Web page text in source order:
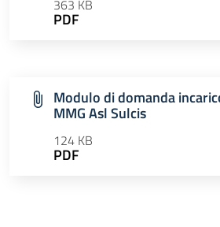
363 KB
PDF
Modulo di domanda
MMG Asl Sulcis
124 KB
PDF